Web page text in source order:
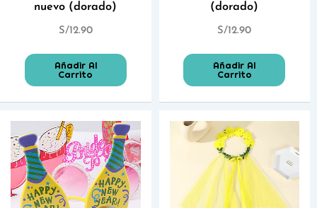
nuevo (dorado)
S/12.90
Añadir Al
Carrito
(dorado)
S/12.90
Añadir Al
Carrito